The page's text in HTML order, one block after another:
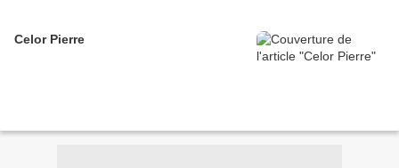
Celor Pierre